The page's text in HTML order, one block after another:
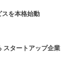
を本格始動
スタートアップ企業